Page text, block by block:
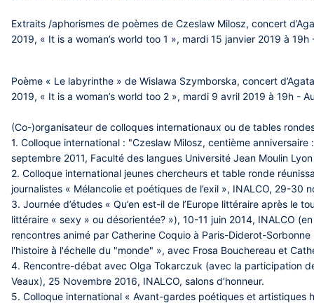
Extraits /aphorismes de poèmes de Czeslaw Milosz, concert
2019, « It is a woman’s world too 1 », mardi 15 janvier 2019 à
Poème « Le labyrinthe » de Wislawa Szymborska, concert
2019, « It is a woman’s world too 2 », mardi 9 avril 2019 à 19h -
(Co-)organisateur de colloques internationaux ou de tables
1. Colloque international : "Czeslaw Milosz, centième
septembre 2011, Faculté des langues Université Jean Moulin
2. Colloque international jeunes chercheurs et table ronde
journalistes « Mélancolie et poétiques de l’exil », INALCO, 29-30
3. Journée d’études « Qu’en est-il de l’Europe littéraire après le
littéraire « sexy » ou désorientée? »), 10-11 juin 2014, INALCO
rencontres animé par Catherine Coquio à Paris-Diderot-
l'histoire à l'échelle du "monde" », avec Frosa Bouchereau et
4. Rencontre-débat avec Olga Tokarczuk (avec la participation
Veaux), 25 Novembre 2016, INALCO, salons d’honneur.
5. Colloque international « Avant-gardes poétiques et artistiques